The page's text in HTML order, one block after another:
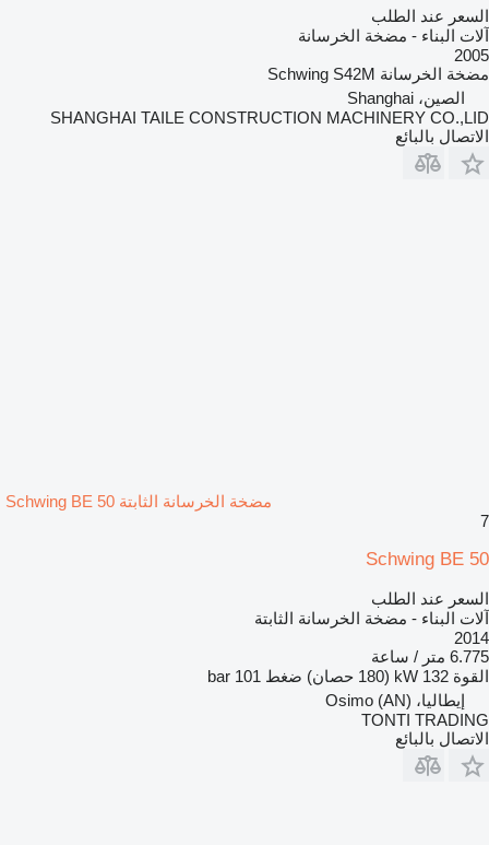
السعر عند الطلب
آلات البناء - مضخة الخرسانة
2005
مضخة الخرسانة Schwing S42M
الصين، Shanghai
SHANGHAI TAILE CONSTRUCTION MACHINERY CO.,LID
الاتصال بالبائع
مضخة الخرسانة الثابتة Schwing BE 50
7
Schwing BE 50
السعر عند الطلب
آلات البناء - مضخة الخرسانة الثابتة
2014
6.775 متر / ساعة
القوة 132 kW (180 حصان) ضغط 101 bar
إيطاليا، Osimo (AN)
TONTI TRADING
الاتصال بالبائع